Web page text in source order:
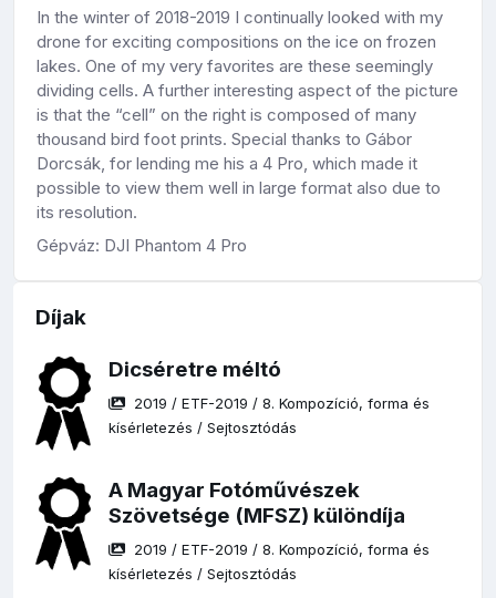
In the winter of 2018-2019 I continually looked with my
drone for exciting compositions on the ice on frozen
lakes. One of my very favorites are these seemingly
dividing cells. A further interesting aspect of the picture
is that the “cell” on the right is composed of many
thousand bird foot prints. Special thanks to Gábor
Dorcsák, for lending me his a 4 Pro, which made it
possible to view them well in large format also due to
its resolution.
Gépváz: DJI Phantom 4 Pro
Díjak
Dicséretre méltó
2019 /ETF-2019 /8. Kompozíció, forma és
kísérletezés /Sejtosztódás
A Magyar Fotóművészek
Szövetsége (MFSZ) különdíja
2019 /ETF-2019 /8. Kompozíció, forma és
kísérletezés /Sejtosztódás